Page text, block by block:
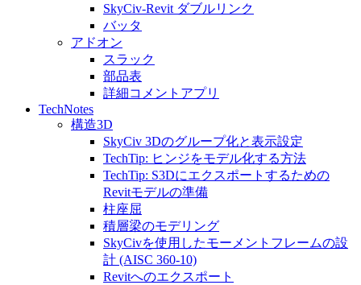
SkyCiv-Revit ダブルリンク
バッタ
アドオン
スラック
部品表
詳細コメントアプリ
TechNotes
構造3D
SkyCiv 3Dのグループ化と表示設定
TechTip: ヒンジをモデル化する方法
TechTip: S3Dにエクスポートするための
Revitモデルの準備
柱座屈
積層梁のモデリング
SkyCivを使用したモーメントフレームの設
計 (AISC 360-10)
Revitへのエクスポート